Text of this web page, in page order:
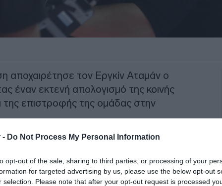
- Do Not Process My Personal Information
opt-out of the sale, sharing to third parties, or processing of your
for targeted advertising by us, please use the below opt-out
selection. Please note that after your opt-out request is processed
αποχαιρέτησε τον Εργκίν Αταμάν ο
έναν εκτενή απολογισμό της κοινής
της επιστροφής της ομάδας στην
στάθηκε στη στιγμή που αποφάσισε
αλλά και στη ραγδαία αγωνιστική
ότι η συνεργασία τους οδήγησε σε